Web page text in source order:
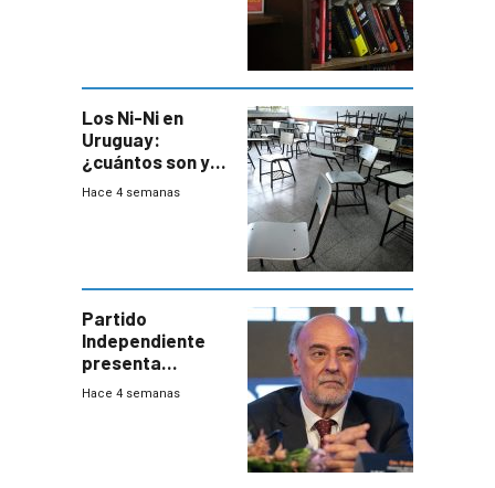
Los Ni-Ni en
Uruguay:
¿cuántos son y
en dónde están?
Hace 4 semanas
Partido
Independiente
presenta
demanda civil
Hace 4 semanas